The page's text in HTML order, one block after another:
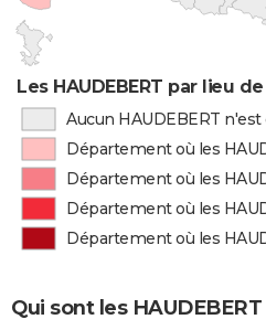
Les HAUDEBERT par lieu
Aucun HAUDEBERT
Département où les
Département où les
Département où les
Département où les
Qui sont les